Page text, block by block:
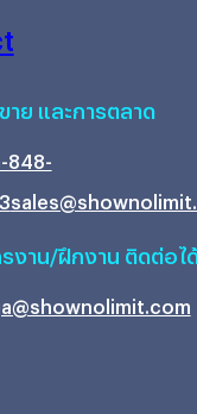
าย และการตลาด
848-
งาน/ฝึกงาน ติดต่อไ